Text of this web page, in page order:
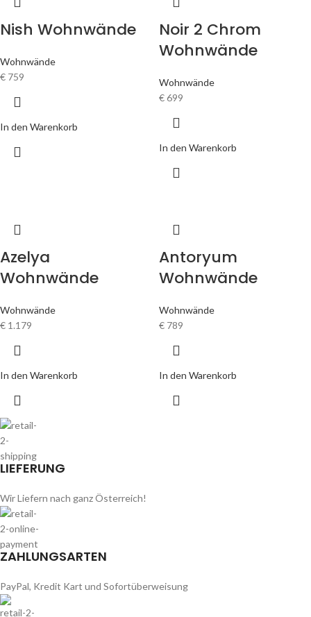
Nish Wohnwände
Wohnwände
€ 759
In den Warenkorb
Noir 2 Chrom
Wohnwände
Wohnwände
€699
In den Warenkorb
Azelya
Wohnwände
Wohnwände
€ 1.179
In den Warenkorb
Antoryum
Wohnwände
Wohnwände
€ 789
In den Warenkorb
LIEFERUNG
Wir Liefern nach ganz Österreich!
ZAHLUNGSARTEN
PayPal, Kredit Kart und Sofortüberweisung